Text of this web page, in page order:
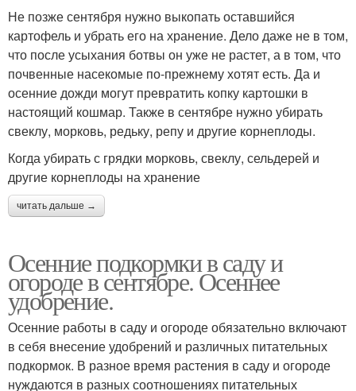
Не позже сентября нужно выкопать оставшийся
картофель и убрать его на хранение. Дело даже не в том,
что после усыхания ботвы он уже не растет, а в том, что
почвенные насекомые по-прежнему хотят есть. Да и
осенние дожди могут превратить копку картошки в
настоящий кошмар. Также в сентябре нужно убирать
свеклу, морковь, редьку, репу и другие корнеплоды.
Когда убирать с грядки морковь, свеклу, сельдерей и
другие корнеплоды на хранение
читать дальше →
Осенние подкормки в саду и
огороде в сентябре. Осеннее
удобрение.
Осенние работы в саду и огороде обязательно включают
в себя внесение удобрений и различных питательных
подкормок. В разное время растения в саду и огороде
нуждаются в разных соотношениях питательных